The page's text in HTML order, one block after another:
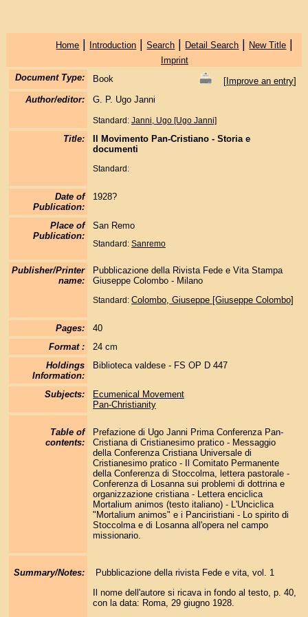
Home | Introduction |Search | Detail Search | New Title |
Imprint
Document Type:
Book [Improve an entry]
Author/editor:
G. P. Ugo Janni
Standard: Janni, Ugo [Ugo Janni]
Title:
Il Movimento Pan-Cristiano - Storia e
documenti
Standard:
Date of
Publication:
1928?
Place of
Publication:
San Remo
Standard: Sanremo
Publisher/Printer
name:
Pubblicazione della Rivista Fede e Vita Stampa
Giuseppe Colombo - Milano
Standard: Colombo, Giuseppe [Giuseppe Colombo]
Pages:
40
Format :
24 cm
Holdings
Information:
Biblioteca valdese - FS OP D 447
Subjects:
Ecumenical Movement
Pan-Christianity
Table of
contents:
Prefazione di Ugo Janni Prima Conferenza Pan-
Cristiana di Cristianesimo pratico - Messaggio
della Conferenza Cristiana Universale di
Cristianesimo pratico - Il Comitato Permanente
della Conferenza di Stoccolma, lettera pastorale -
Conferenza di Losanna sui problemi di dottrina e
organizzazione cristiana - Lettera enciclica
Mortalium animos (testo italiano) - L'Unciclica
"Mortalium animos" e i Panciristiani - Lo spirito di
Stoccolma e di Losanna all'opera nel campo
missionario.
Summary/Notes:
Pubblicazione della rivista Fede e vita, vol. 1
Il nome dell'autore si ricava in fondo al testo, p. 40,
con la data: Roma, 29 giugno 1928.